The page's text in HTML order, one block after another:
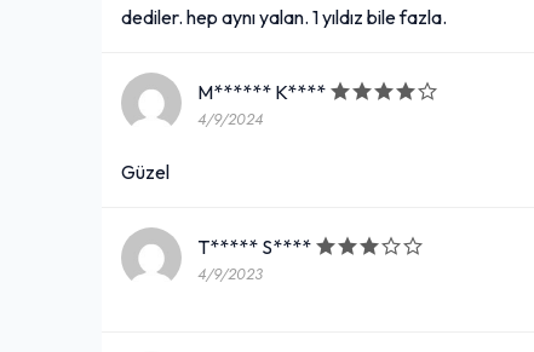
dediler. hep aynı yalan. 1 yıldız bile fazla.
M****** K****
4/9/2024
Güzel
T***** S****
4/9/2023